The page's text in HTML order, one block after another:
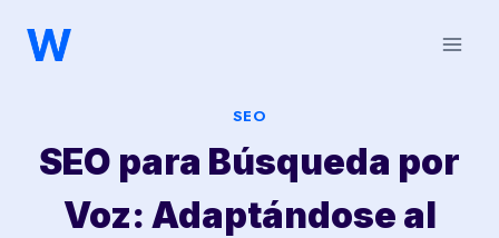
SEO
SEO para Búsqueda por
Voz: Adaptándose al